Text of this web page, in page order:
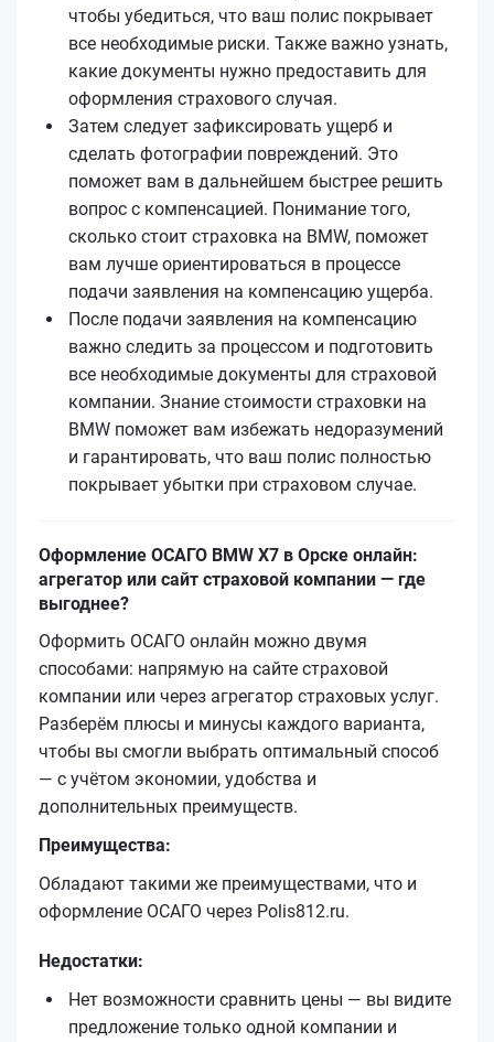
чтобы убедиться, что ваш полис покрывает
все необходимые риски. Также важно узнать,
какие документы нужно предоставить для
оформления страхового случая.
Затем следует зафиксировать ущерб и
сделать фотографии повреждений. Это
поможет вам в дальнейшем быстрее решить
вопрос с компенсацией. Понимание того,
сколько стоит страховка на BMW, поможет
вам лучше ориентироваться в процессе
подачи заявления на компенсацию ущерба.
После подачи заявления на компенсацию
важно следить за процессом и подготовить
все необходимые документы для страховой
компании. Знание стоимости страховки на
BMW поможет вам избежать недоразумений
и гарантировать, что ваш полис полностью
покрывает убытки при страховом случае.
Оформление ОСАГО BMW X7 в Орске онлайн:
агрегатор или сайт страховой компании — где
выгоднее?
Оформить ОСАГО онлайн можно двумя
способами: напрямую на сайте страховой
компании или через агрегатор страховых услуг.
Разберём плюсы и минусы каждого варианта,
чтобы вы смогли выбрать оптимальный способ
— с учётом экономии, удобства и
дополнительных преимуществ.
Преимущества:
Обладают такими же преимуществами, что и
оформление ОСАГО через Polis812.ru.
Недостатки:
Нет возможности сравнить цены — вы видите
предложение только одной компании и